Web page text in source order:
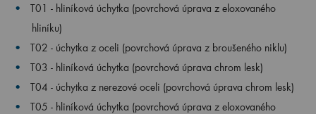
T01 - hliníková úchytka (povrchová úprava z eloxovaného
hliníku)
T02 - úchytka z oceli (povrchová úprava z broušeného niklu)
T03 - hliníková úchytka (povrchová úprava chrom lesk)
T04 - úchytka z nerezové oceli (povrchová úprava chrom lesk)
T05 - hliníková úchytka (povrchová úprava z eloxovaného